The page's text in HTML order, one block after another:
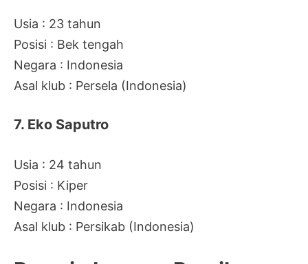
Usia : 23 tahun
Posisi : Bek tengah
Negara : Indonesia
Asal klub : Persela (Indonesia)
7. Eko Saputro
Usia : 24 tahun
Posisi : Kiper
Negara : Indonesia
Asal klub : Persikab (Indonesia)